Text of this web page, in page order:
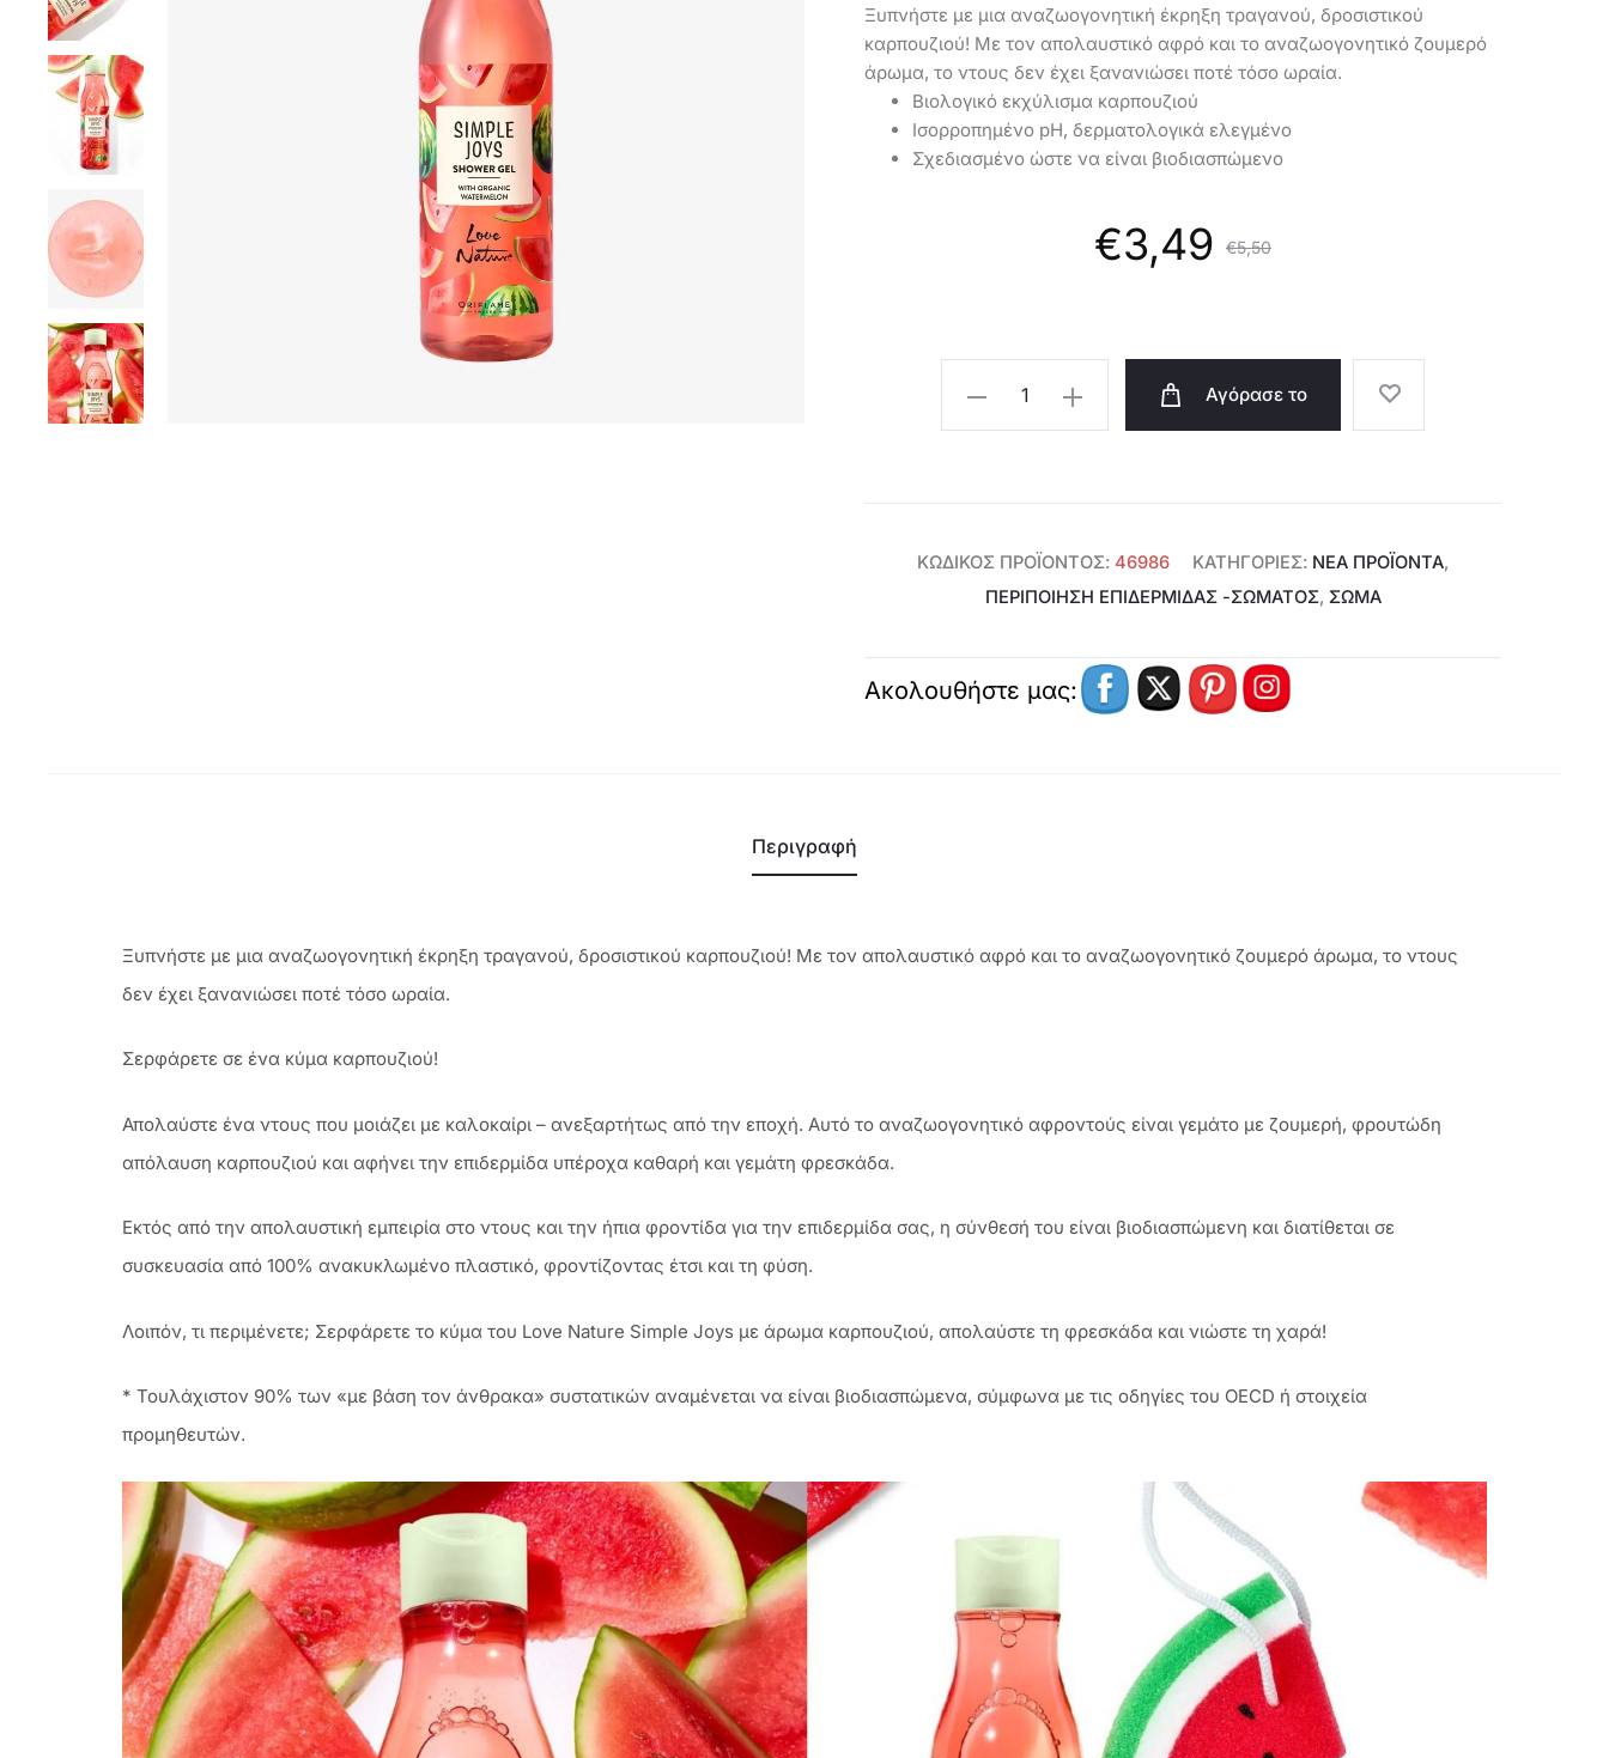
Ξυπνήστε με μια αναζωογονητική έκρηξη τραγανού, δροσιστικού
καρπουζιού! Με τον απολαυστικό αφρό και το αναζωογονητικό ζουμερό
άρωμα, το ντους δεν έχει ξανανιώσει ποτέ τόσο ωραία.
Βιολογικό εκχύλισμα καρπουζιού
Ισορροπημένο pH, δερματολογικά ελεγμένο
Σχεδιασμένο ώστε να είναι βιοδιασπώμενο
€5,50
Original
was:
€3,49
τιμή
€3,49.
Oriflame
Simple
-
Αγόρασε το
ΚΩΔΙΚΌΣ ΠΡΟΪΌΝΤΟΣ: 46986 ΚΑΤΗΓΟΡΊΕΣ: ΝΕΑ ΠΡΟΪΟΝΤΑ,
ΠΕΡΙΠΟΊΗΣΗ ΕΠΙΔΕΡΜΊΔΑΣ -ΣΏΜΑΤΟΣ, ΣΩΜΑ
Ακολουθήστε μας:
Περιγραφή
Ξυπνήστε με μια αναζωογονητική έκρηξη τραγανού, δροσιστικού καρπουζιού! Με τον απολαυστικό αφρό και το αναζωογονητικό ζουμερό άρωμα, το ντους
δεν έχει ξανανιώσει ποτέ τόσο ωραία.
Σερφάρετε σε ένα κύμα καρπουζιού!
Απολαύστε ένα ντους που μοιάζει με καλοκαίρι – ανεξαρτήτως από την εποχή. Αυτό το αναζωογονητικό αφροντούς είναι γεμάτο με ζουμερή, φρουτώδη
απόλαυση καρπουζιού και αφήνει την επιδερμίδα υπέροχα καθαρή και γεμάτη φρεσκάδα.
Εκτός από την απολαυστική εμπειρία στο ντους και την ήπια φροντίδα για την επιδερμίδα σας, η σύνθεσή του είναι βιοδιασπώμενη και διατίθεται σε
συσκευασία από 100% ανακυκλωμένο πλαστικό, φροντίζοντας έτσι και τη φύση.
Λοιπόν, τι περιμένετε; Σερφάρετε το κύμα του Love Nature Simple Joys με άρωμα καρπουζιού, απολαύστε τη φρεσκάδα και νιώστε τη χαρά!
* Τουλάχιστον 90% των «με βάση τον άνθρακα» συστατικών αναμένεται να είναι βιοδιασπώμενα, σύμφωνα με τις οδηγίες του OECD ή στοιχεία
προμηθευτών.